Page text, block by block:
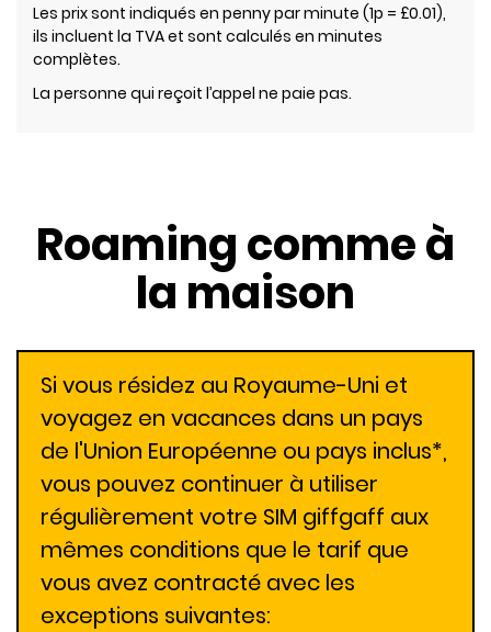
Les prix sont indiqués en penny par minute (1p = £0.01),
ils incluent la TVA et sont calculés en minutes
complètes.
La personne qui reçoit l’appel ne paie pas.
Roaming comme à
la maison
Si vous résidez au Royaume-Uni et
voyagez en vacances dans un pays
de l'Union Européenne ou pays inclus*,
vous pouvez continuer à utiliser
régulièrement votre SIM giffgaff aux
mêmes conditions que le tarif que
vous avez contracté avec les
exceptions suivantes: